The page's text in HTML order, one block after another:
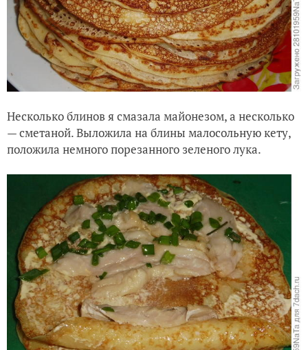
Несколько блинов я смазала майонезом, а несколько
— сметаной. Выложила на блины малосольную кету,
положила немного порезанного зеленого лука.